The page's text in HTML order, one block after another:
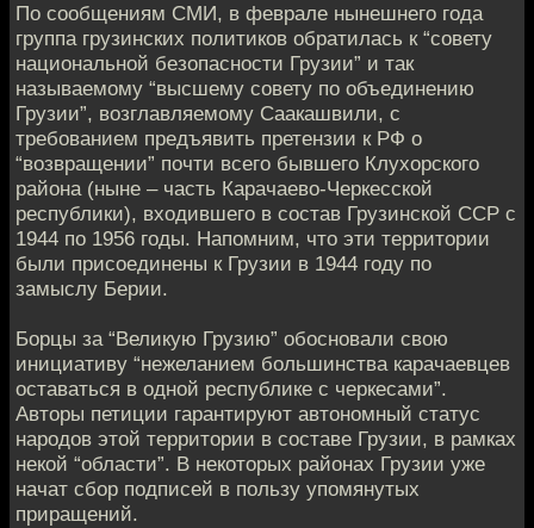
По сообщениям СМИ, в феврале нынешнего года
группа грузинских политиков обратилась к “совету
национальной безопасности Грузии” и так
называемому “высшему совету по объединению
Грузии”, возглавляемому Саакашвили, с
требованием предъявить претензии к РФ о
“возвращении” почти всего бывшего Клухорского
района (ныне – часть Карачаево-Черкесской
республики), входившего в состав Грузинской ССР с
1944 по 1956 годы. Напомним, что эти территории
были присоединены к Грузии в 1944 году по
замыслу Берии.
Борцы за “Великую Грузию” обосновали свою
инициативу “нежеланием большинства карачаевцев
оставаться в одной республике с черкесами”.
Авторы петиции гарантируют автономный статус
народов этой территории в составе Грузии, в рамках
некой “области”. В некоторых районах Грузии уже
начат сбор подписей в пользу упомянутых
приращений.